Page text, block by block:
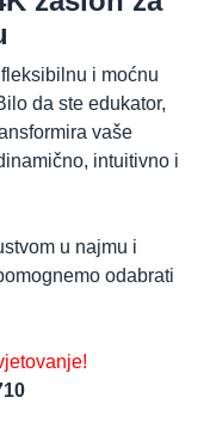
i moćnu
da ste edukator,
vaše
intuitivno i
u najmu i
odabrati